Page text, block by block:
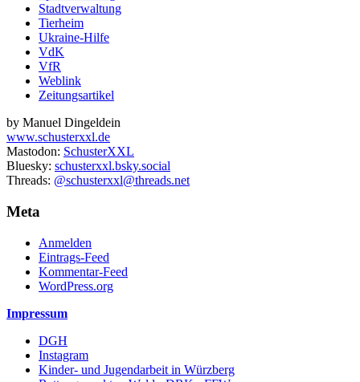
Stadtverwaltung
Tierheim
Ukraine-Hilfe
VdK
VfR
Weblink
Zeitungsartikel
by Manuel Dingeldein
www.schusterxxl.de
Mastodon: SchusterXXL
Bluesky: schusterxxl.bsky.social
Threads: @schusterxxl@threads.net
Meta
Anmelden
Eintrags-Feed
Kommentar-Feed
WordPress.org
Impressum
DGH
Instagram
Kinder- und Jugendarbeit in Würzberg